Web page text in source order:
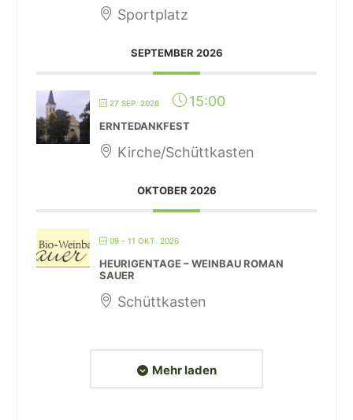
Sportplatz
SEPTEMBER 2026
27 SEP. 2026 15:00
ERNTEDANKFEST
Kirche/Schüttkasten
OKTOBER 2026
09 - 11 OKT. 2026
HEURIGENTAGE – WEINBAU ROMAN
SAUER
Schüttkasten
Mehr laden